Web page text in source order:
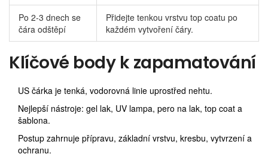
Po 2-3 dnech se
čára odštěpí
Přidejte tenkou vrstvu top coatu po
každém vytvoření čáry.
Klíčové body k zapamatování
US čárka je tenká, vodorovná linie uprostřed nehtu.
Nejlepší nástroje: gel lak, UV lampa, pero na lak, top coat a
šablona.
Postup zahrnuje přípravu, základní vrstvu, kresbu, vytvrzení a
ochranu.